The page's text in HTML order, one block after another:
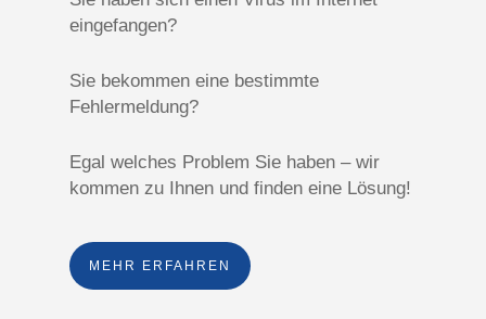
eingefangen?
Sie bekommen eine bestimmte
Fehlermeldung?
Egal welches Problem Sie haben – wir
kommen zu Ihnen und finden eine Lösung!
MEHR ERFAHREN